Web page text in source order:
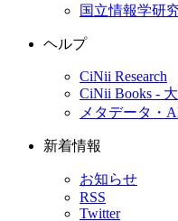
国立情報学研
ヘルプ
CiNii Research
CiNii Books -
メタデータ・
新着情報
お知らせ
RSS
Twitter